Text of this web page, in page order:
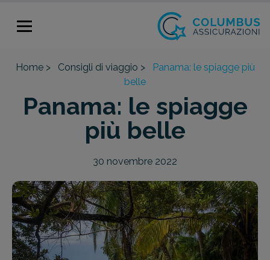
Home > Consigli di viaggio >
Panama: le spiagge più
belle
Panama: le spiagge
più belle
30 novembre 2022